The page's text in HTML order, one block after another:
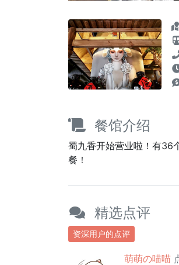
餐馆介绍
蜀九香开始营业啦！有36
餐！
精选点评
资深用户的点评
萌萌の喵喵